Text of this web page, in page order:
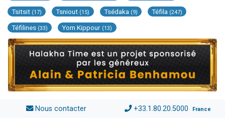
Tsitsit (17) Tsniout (15) Tsédaka (9) Téfila (247)
Téfilines (33) Yom Kippour (13)
Nous contacter +33.1.80.20.5000 France